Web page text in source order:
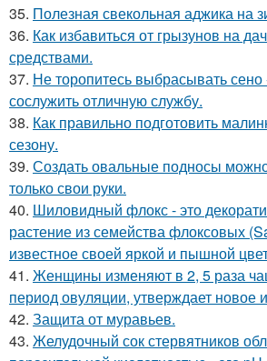
35. Полезная свекольная аджика на
36. Как избавиться от грызунов на
средствами.
37. Не торопитесь выбрасывать
сослужить отличную службу.
38. Как правильно подготовить
сезону.
39. Создать овальные подносы
только свои руки.
40. Шиловидный флокс - это
растение из семейства флоксовых
известное своей яркой и пышной
41. Женщины изменяют в 2, 5 раза
период овуляции, утверждает новое
42. Защита от муравьев.
43. Желудочный сок стервятников